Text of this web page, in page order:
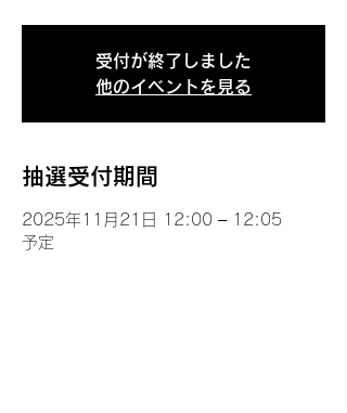
受付が終了しました
他のイベントを見る
抽選受付期間
2025年11月21日 12:00 – 12:05
予定